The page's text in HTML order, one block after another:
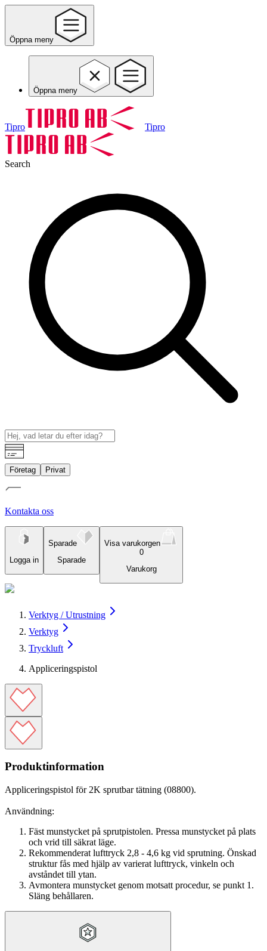
Öppna meny
Öppna meny
Tipro Tipro
Search
Företag Privat
Kontakta oss
Logga in
Sparade
Sparade
Visa varukorgen
0
Varukorg
Verktyg / Utrustning
Verktyg
Tryckluft
Appliceringspistol
Produktinformation
Appliceringspistol för 2K sprutbar tätning (08800).
Användning:
Fäst munstycket på sprutpistolen. Pressa munstycket på plats
och vrid till säkrat läge.
Rekommenderat lufttryck 2,8 - 4,6 kg vid sprutning. Önskad
struktur fås med hjälp av varierat lufttryck, vinkeln och
avståndet till ytan.
Avmontera munstycket genom motsatt procedur, se punkt 1.
Släng behållaren.